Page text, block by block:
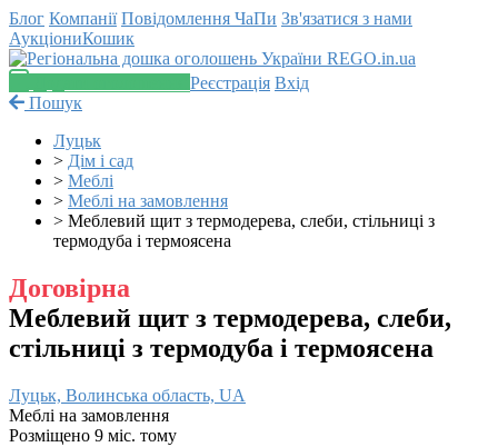
Блог Компанії Повідомлення ЧаПи Зв'язатися з нами
АукціониКошик
Реєстрація Вхід
Пошук
Луцьк
> Дім і сад
> Меблі
> Меблі на замовлення
> Меблевий щит з термодерева, слеби, стільниці з
термодуба і термоясена
Договірна
Меблевий щит з термодерева, слеби,
стільниці з термодуба і термоясена
Луцьк, Волинська область, UA
Меблі на замовлення
Розміщено 9 міс. тому